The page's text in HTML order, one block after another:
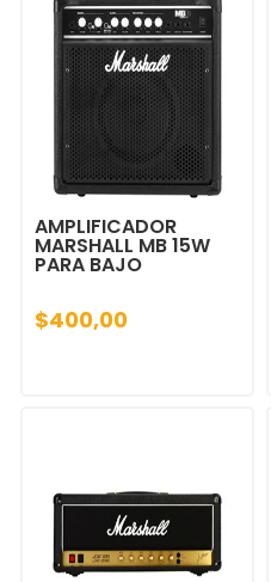
AMPLIFICADOR
MARSHALL MB 15W
PARA BAJO
$400,00